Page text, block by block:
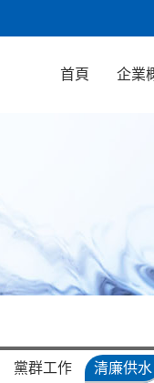
首頁 企業
黨群工作 清廉供水